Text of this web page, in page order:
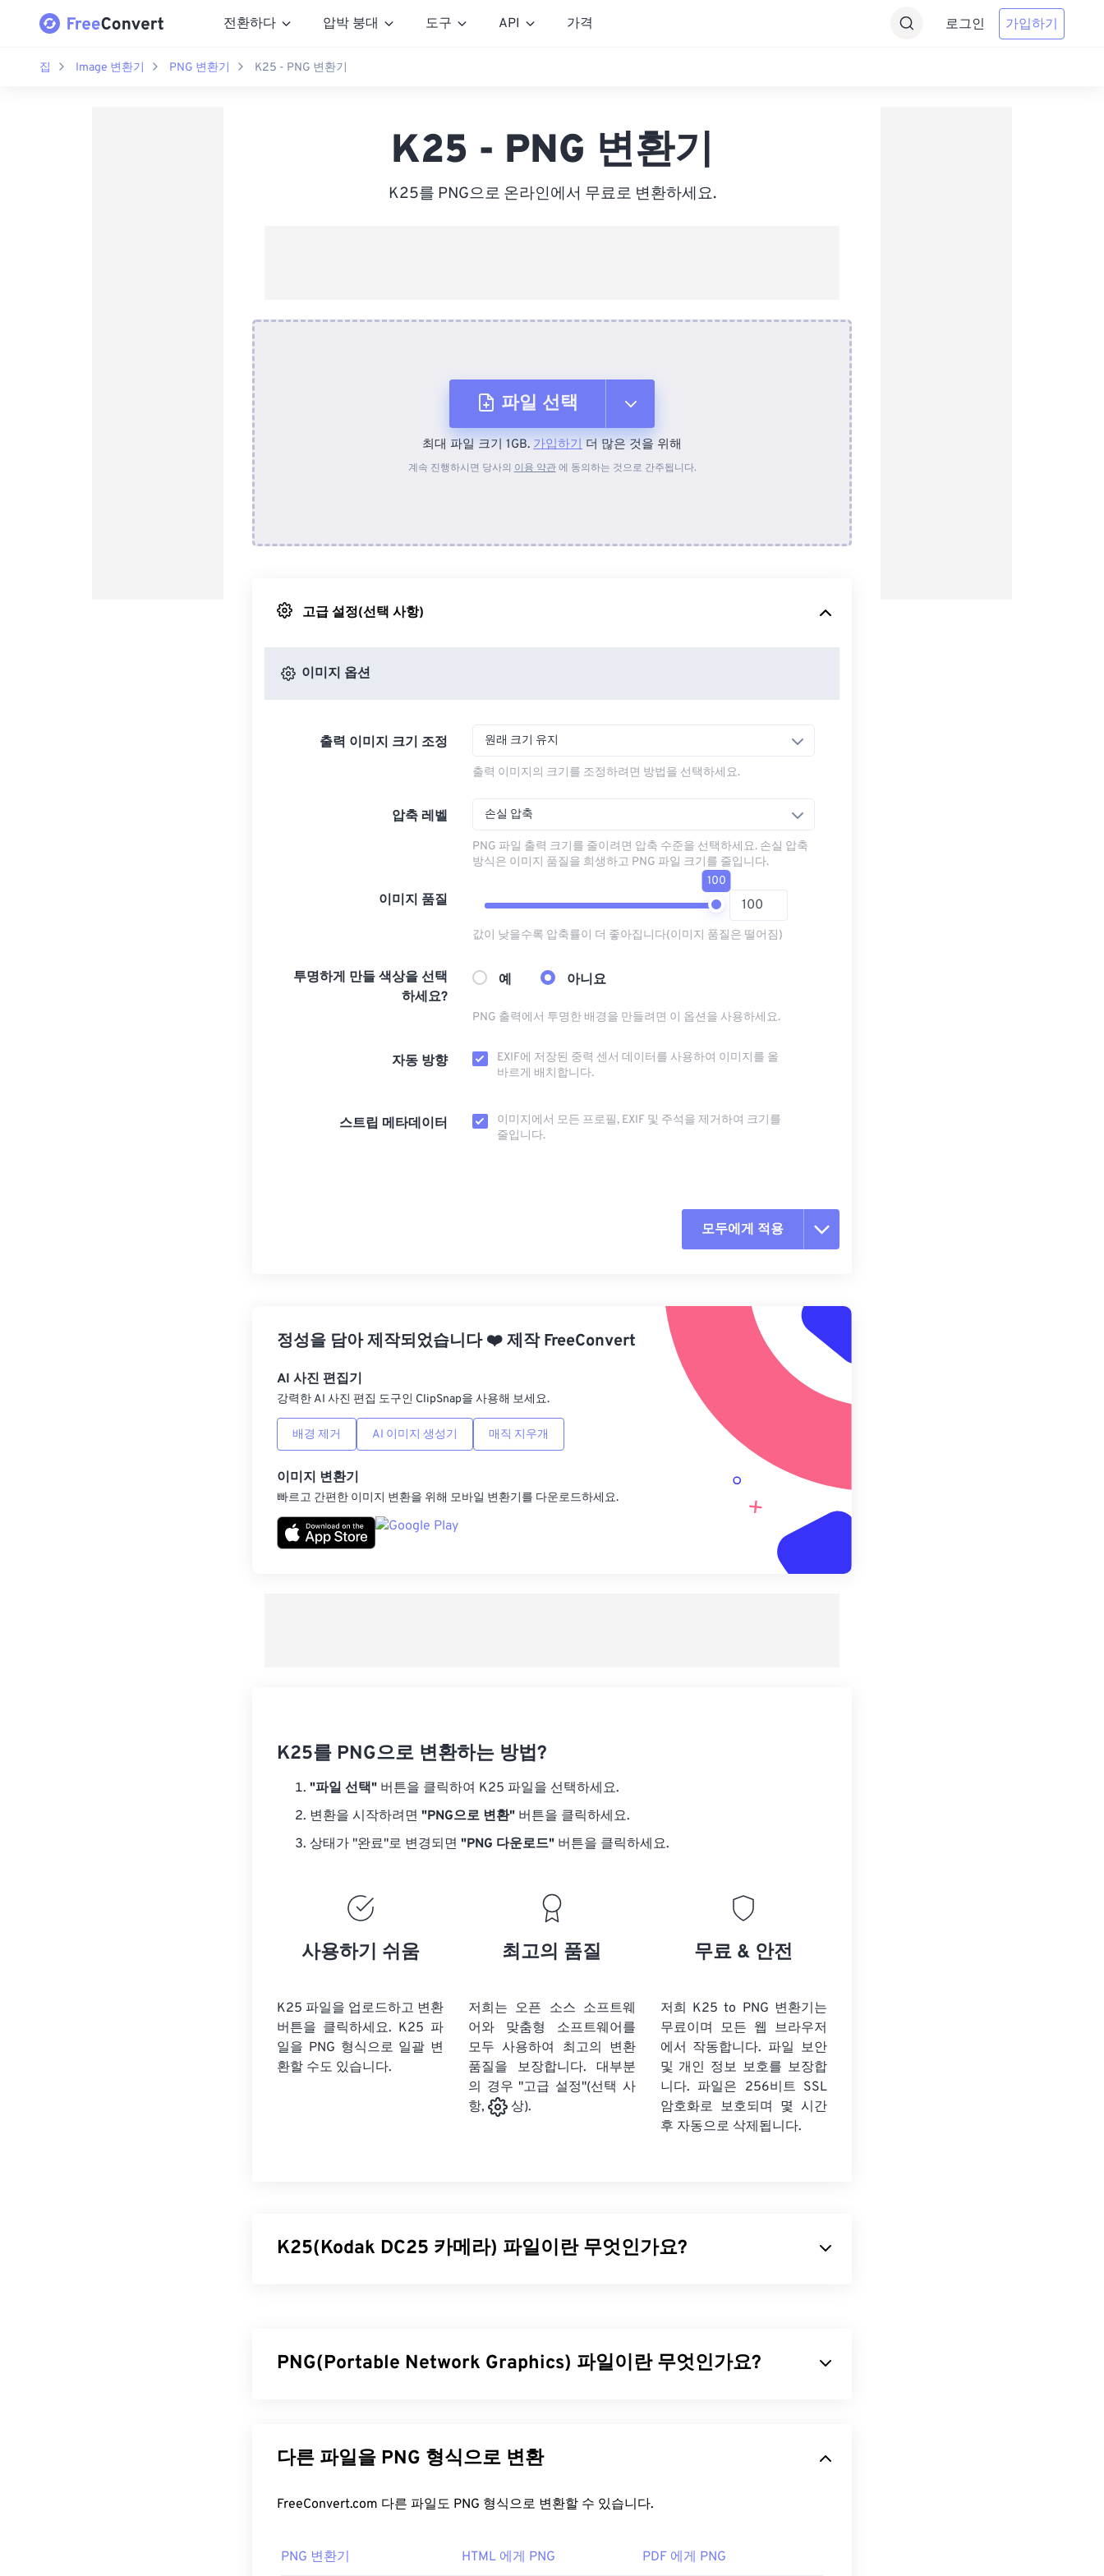
전환하다 압박 붕대 도구 API 가격 로그인 가입하기
집 Image 변환기 PNG 변환기 K25 - PNG 변환기
K25 - PNG 변환기
K25를 PNG으로 온라인에서 무료로 변환하세요.
파일 선택
장치에서
최대 파일 크기 1GB. 가입하기 더 많은 것을 위해
계속 진행하시면 당사의 이용 약관에 동의하는 것으로 간주됩니다.
고급 설정(선택 사항)
이미지 옵션
출력 이미지 크기 조정 원래 크기 유지
출력 이미지의 크기를 조정하려면 방법을 선택하세요.
압축 레벨 손실 압축
PNG 파일 출력 크기를 줄이려면 압축 수준을 선택하세요. 손실 압축
방식은 이미지 품질을 희생하고 PNG 파일 크기를 줄입니다.
이미지 품질
100
값이 낮을수록 압축률이 더 좋아집니다(이미지 품질은 떨어짐)
투명하게 만들 색상을 선택
하세요?
예 아니요
PNG 출력에서 ​​투명한 배경을 만들려면 이 옵션을 사용하세요.
자동 방향
EXIF에 저장된 중력 센서 데이터를 사용하여 이미지를 올
바르게 배치합니다.
스트립 메타데이터
이미지에서 모든 프로필, EXIF ​​및 주석을 제거하여 크기를
줄입니다.
모두에게 적용
사전 설정에서 적용
사전 설정으로 저장
정성을 담아 제작되었습니다❤️제작FreeConvert
AI 사진 편집기
강력한 AI 사진 편집 도구인 ClipSnap을 사용해 보세요.
배경 제거 AI 이미지 생성기 매직 지우개
이미지 변환기
빠르고 간편한 이미지 변환을 위해 모바일 변환기를 다운로드하세요.
K25를 PNG으로 변환하는 방법?
"파일 선택" 버튼을 클릭하여 K25 파일을 선택하세요.
변환을 시작하려면 "PNG으로 변환" 버튼을 클릭하세요.
상태가 "완료"로 변경되면 "PNG 다운로드" 버튼을 클릭하세요.
사용하기 쉬움
K25 파일을 업로드하고 변환
버튼을 클릭하세요. K25 파
일을 PNG 형식으로 일괄 변
환할 수도 있습니다.
최고의 품질
저희는 오픈 소스 소프트웨
어와 맞춤형 소프트웨어를
모두 사용하여 최고의 변환
품질을 보장합니다. 대부분
의 경우 "고급 설정"(선택 사
항,
상).
무료 & 안전
저희 K25 to PNG 변환기는
무료이며 모든 웹 브라우저
에서 작동합니다. 파일 보안
및 개인 정보 보호를 보장합
니다. 파일은 256비트 SSL
암호화로 보호되며 몇 시간
후 자동으로 삭제됩니다.
K25(Kodak DC25 카메라) 파일이란 무엇인가요?
였습니다.
MP 입니다. Microsoft Windows(윈도우)에서는
macOS에서는Mac용 PhotoScape X를사용하세요. Linux/Unix에서는 오픈 소스, 크로스 플랫
K25를 변환하려면 FreeConvert.com의 K25 to JPG변환기를 사용하세요. Linux/Unix 운영 체
BatchPhoto를
JPEG(JPG) 로 변환하세요.
PNG(Portable Network Graphics) 파일이란 무엇인가요?
그래픽 디자인에 사용하기 적합합니다. PNG는 투명도가 더 높은 애니메이션도 지원합니다(
를 APNG로 변환하는 방법을 확인해 보세요). PNG를 사용하면 다음과 같은 이점이 있습니다. 또
일반적으로 PNG 파일은 운영 체제의 기본 이미지 뷰어에서 열립니다. PNG 파일은 모든 웹 브라
다른 파일을 PNG 형식으로 변환
FreeConvert.com 다른 파일도 PNG 형식으로 변환할 수 있습니다.
PNG 변환기 HTML 에게 PNG PDF 에게 PNG